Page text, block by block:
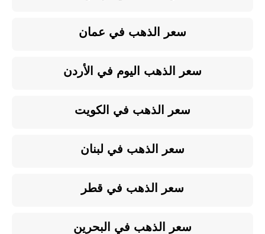
سعر الذهب في عمان
سعر الذهب اليوم في الأردن
سعر الذهب في الكويت
سعر الذهب في لبنان
سعر الذهب في قطر
سعر الذهب في البحرين